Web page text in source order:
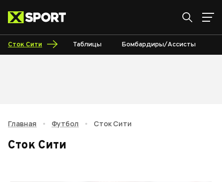
Сток Сити Таблицы Бомбардиры/Ассисты
Главная • Футбол • Сток Сити
Сток Сити